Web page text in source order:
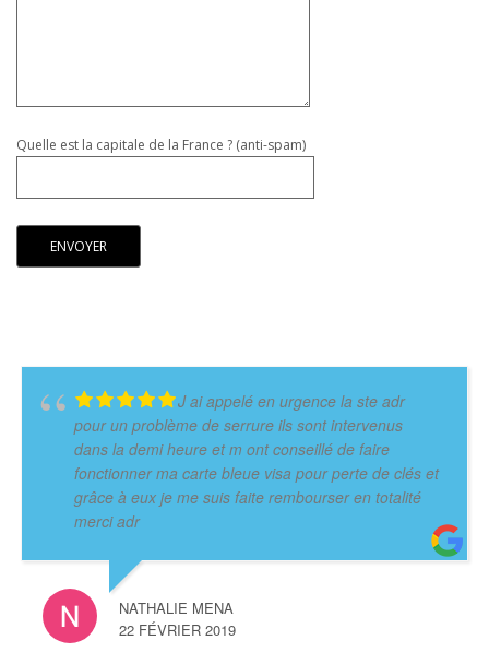
Quelle est la capitale de la France ? (anti-spam)
J ai appelé en urgence la ste adr
pour un problème de serrure ils sont intervenus
dans la demi heure et m ont conseillé de faire
fonctionner ma carte bleue visa pour perte de clés et
grâce à eux je me suis faite rembourser en totalité
merci adr
NATHALIE MENA
22 FÉVRIER 2019